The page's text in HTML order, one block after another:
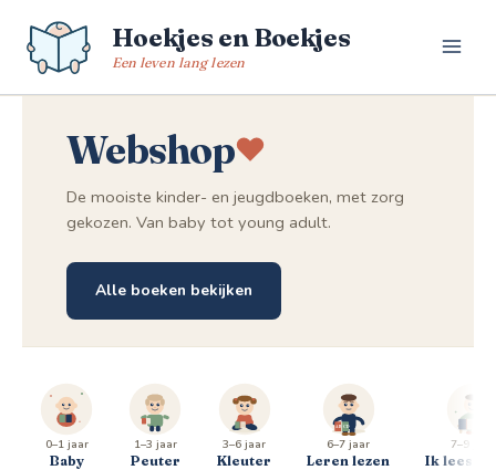
naar
Hoekjes en Boekjes
Een leven lang lezen
Webshop
De mooiste kinder- en jeugdboeken, met zorg
gekozen. Van baby tot young adult.
Alle boeken bekijken
0–1 jaar
Baby
1–3 jaar
Peuter
3–6 jaar
Kleuter
6–7 jaar
Leren lezen
7–9 jaar
Ik lees al